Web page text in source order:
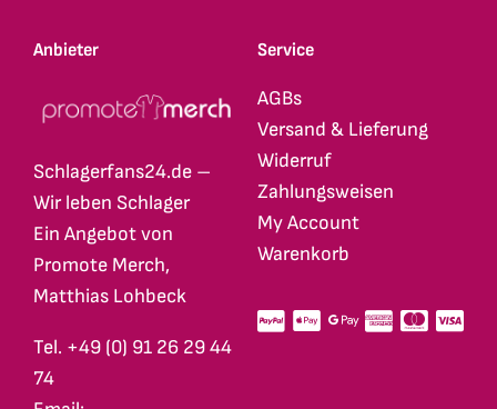
Anbieter
Schlagerfans24.de –
Wir leben Schlager
Ein Angebot von
Promote Merch,
Matthias Lohbeck
Tel. +49 (0) 91 26 29 44
74
Service
AGBs
Versand & Lieferung
Widerruf
Zahlungsweisen
My Account
Warenkorb